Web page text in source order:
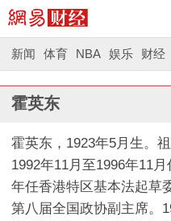
新闻 体育 NBA 娱乐 财经
霍英东
霍英东，1923年5月生。
1992年11月至1996年11
年任香港特区基本法起草
第八届全国政协副主席。